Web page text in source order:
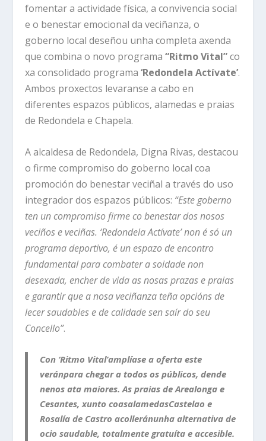
fomentar a actividade física, a convivencia social
e o benestar emocional da veciñanza, o
goberno local deseñou unha completa axenda
que combina o novo programa“Ritmo Vital”co
xa consolidado programa‘Redondela Actívate’.
Ambos proxectos levaranse a cabo en
diferentes espazos públicos, alamedas e praias
de Redondela e Chapela.
A alcaldesa de Redondela, Digna Rivas, destacou
o firme compromiso do goberno local coa
promoción do benestar veciñal a través do uso
integrador dos espazos públicos: “Este goberno
ten un compromiso firme co benestar dos nosos
veciños e veciñas. ‘Redondela Actívate’ non é só un
programa deportivo, é un espazo de encontro
fundamental para combater a soidade non
desexada, encher de vida as nosas prazas epraias
e garantir que a nosa veciñanza teña opcións de
lecer saudables e de calidade sen saír do seu
Concello”.
Con ‘Ritmo Vital’amplíase a oferta este
veránpara chegar a todos os públicos, dende
nenos ata maiores. As praias de Arealonga e
Cesantes, xunto coasalamedasCastelao e
Rosalía de Castro acolleránunha alternativa de
ocio saudable, totalmente gratuíta e accesible.